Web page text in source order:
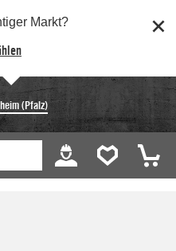
Markt?
(Pfalz)